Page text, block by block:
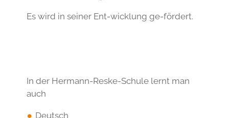
Es wird in seiner Ent-wicklung ge-fördert.
In der Hermann-Reske-Schule lernt man
auch
Deutsch